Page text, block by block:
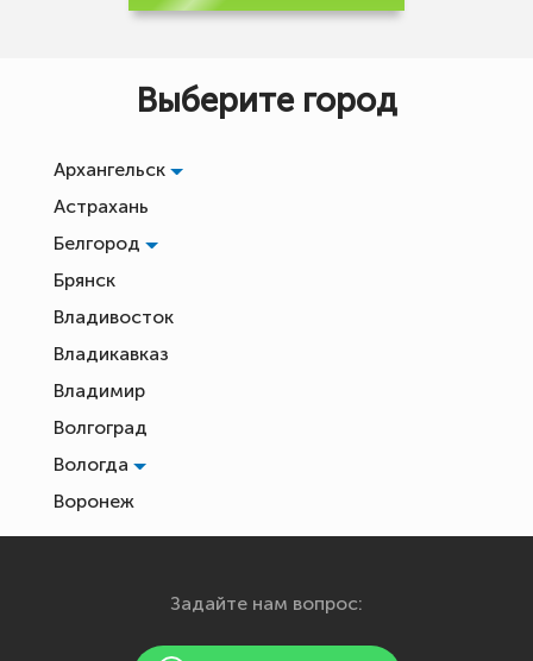
Выберите город
Архангельск
Астрахань
Белгород
Брянск
Владивосток
Владикавказ
Владимир
Волгоград
Вологда
Воронеж
Екатеринбург
Йошкар-Ола
Задайте нам вопрос: